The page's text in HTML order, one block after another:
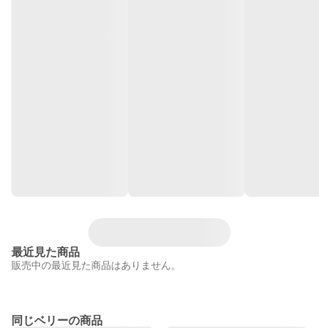
最近見た商品
販売中の最近見た商品はありません。
同じベリーの商品